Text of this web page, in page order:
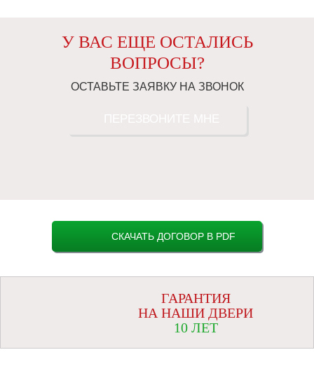
У ВАС ЕЩЕ ОСТАЛИСЬ
ВОПРОСЫ?
ОСТАВЬТЕ ЗАЯВКУ НА ЗВОНОК
СКАЧАТЬ ДОГОВОР В PDF
ГАРАНТИЯ
НА НАШИ ДВЕРИ
10 ЛЕТ